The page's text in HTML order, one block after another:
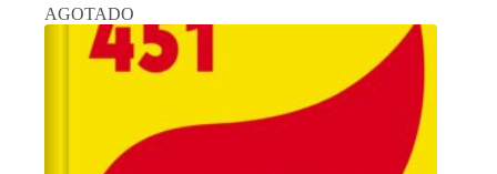
AGOTADO